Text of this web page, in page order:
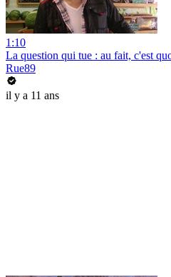
1:10
La question qui tue : au fait, c'est
Rue89
il y a 11 ans